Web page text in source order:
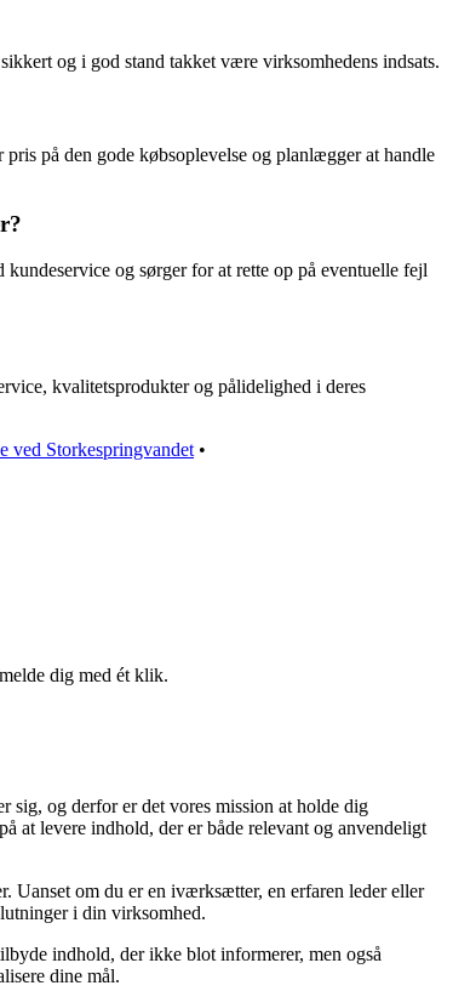
og i god stand takket være virksomhedens indsats.
på den gode købsoplevelse og planlægger at handle
og sørger for at rette op på eventuelle fejl
kvalitetsprodukter og pålidelighed i deres
ved Storkespringvandet •
dig med ét klik.
og derfor er det vores mission at holde dig
at levere indhold, der er både relevant og anvendeligt
Uanset om du er en iværksætter, en erfaren leder eller
i din virksomhed.
indhold, der ikke blot informerer, men også
dine mål.